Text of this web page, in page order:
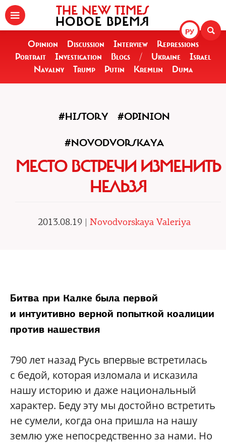
РУ
THE NEW TIMES
НОВОЕ ВРЕМЯ
Opinion Discussion Interview
Repressions
Portrait
Investigation Blogs / Ukraine
Israel
Navalny
Trump Putin Kremlin Duma
#HISTORY #OPINION
#NOVODVORSKAYA
МЕСТО ВСТРЕЧИ ИЗМЕНИТЬ
НЕЛЬЗЯ
2013.08.19 | Novodvorskaya Valeriya
Битва при Калке была первой
и интуитивно верной попыткой коалиции
против нашествия
790 лет назад Русь впервые встретилась
с бедой, которая изломала и исказила
нашу историю и даже национальный
характер. Беду эту мы достойно встретить
не сумели, когда она пришла на нашу
землю уже непосредственно за нами. Но